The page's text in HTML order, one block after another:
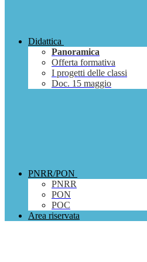
Didattica
Panoramica
Offerta formativa
I progetti delle classi
Doc. 15 maggio
PNRR/PON
PNRR
PON
POC
Area riservata